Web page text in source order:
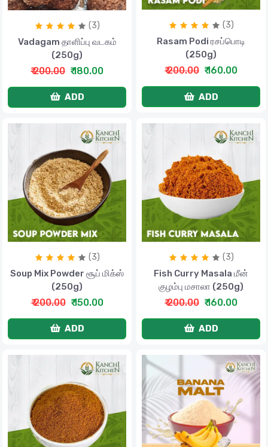
(3)
Vadagam தாளிப்பு வடகம்
(250g)
₹ 200.00 ₹ 180.00
ADD
(3)
Rasam Podi ரசப்பொடி
(250g)
₹ 200.00 ₹ 160.00
ADD
(3)
Soup Mix Powder சூப் மிக்ஸ்
(250g)
₹ 200.00 ₹ 150.00
ADD
(3)
Fish Curry Masala மீன்
குழம்பு மசாலா (250g)
₹ 200.00 ₹ 160.00
ADD